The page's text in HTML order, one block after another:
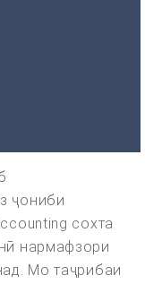
ҷониби
сохта
нармафзори
Мо таҷрибаи